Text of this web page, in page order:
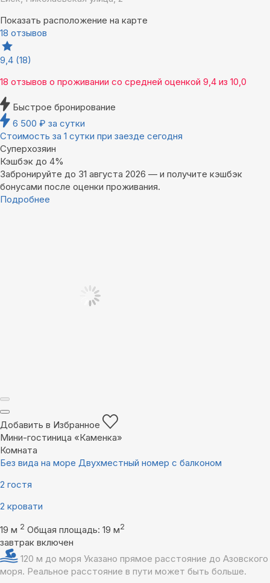
Показать расположение на карте
18 отзывов
9,4 (18)
18 отзывов о проживании со средней оценкой 9,4 из 10,0
Быстрое бронирование
6 500 ₽ за сутки
Стоимость за 1 сутки при заезде сегодня
Суперхозяин
Кэшбэк до 4%
Забронируйте до 31 августа 2026 — и получите кэшбэк
бонусами после оценки проживания.
Подробнее
Добавить в Избранное
Мини-гостиница «Каменка»
Комната
Без вида на море Двухместный номер с балконом
2 гостя
2 кровати
19 м 2 Общая площадь: 19 м2
завтрак включен
120 м до моря Указано прямое расстояние до Азовского
моря. Реальное расстояние в пути может быть больше.